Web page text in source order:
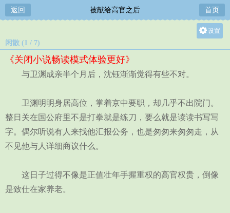
返回 被献给高官之后 首页
设置
闲散 (1 / 7)
《关闭小说畅读模式体验更好》
与卫渊成亲半个月后，沈钰渐渐觉得有些不对。
卫渊明明身居高位，掌着京中要职，却几乎不出院门。
整日关在国公府里不是打拳就是练刀，要么就是读读书写写
字。偶尔听说有人来找他汇报公务，也是匆匆来匆匆走，从
不见他与人详细商议什么。
这日子过得不像是正值壮年手握重权的高官权贵，倒像
是致仕在家养老。